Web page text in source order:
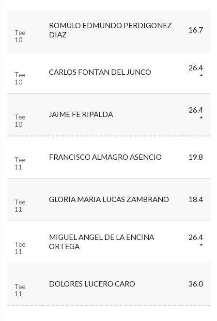
Tee
10
ROMULO EDMUNDO PERDIGONEZ
DIAZ
16.7
Tee
10
CARLOS FONTAN DEL JUNCO
26.4
*
Tee
10
JAIME FE RIPALDA
26.4
*
Tee
11
FRANCISCO ALMAGRO ASENCIO 19.8
Tee
11
GLORIA MARIA LUCAS ZAMBRANO 18.4
Tee
11
MIGUEL ANGEL DE LA ENCINA
ORTEGA
26.4
*
Tee
11
DOLORES LUCERO CARO 36.0